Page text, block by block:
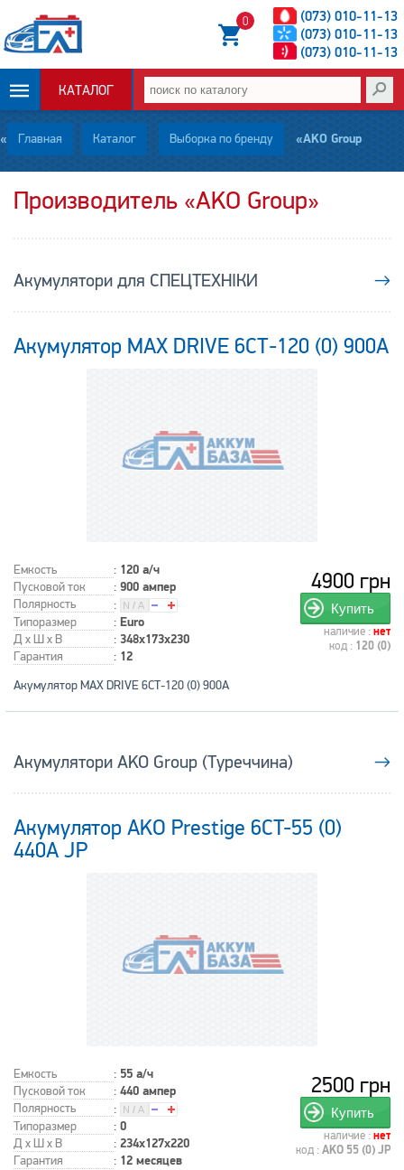
(073) 010-11-13
(073) 010-11-13
(073) 010-11-13
0
КАТАЛОГ
ОПЛАТА И
ДОСТАВКА
О НАС
КОНТАКТЫ
Главная Каталог Выборка по бренду «AKO Group»
Производитель «AKO Group»
→
Акумулятори для СПЕЦТЕХНІКИ
Акумулятор MAX DRIVE 6СТ-120 (0) 900А
Емкость : 120 а/ч
Пусковой ток : 900 ампер
Полярность
:
Типоразмер
: Euro
Д x Ш x В : 348x173x230
Гарантия : 12
4900 грн
Купить
наличие : нет
код : 120 (0)
Акумулятор MAX DRIVE 6СТ-120 (0) 900А
→
Акумулятори AKO Group (Туреччина)
Акумулятор AKO Prestige 6CT-55 (0)
440A JP
Емкость : 55 а/ч
Пусковой ток : 440 ампер
Полярность
:
Типоразмер
: 0
Д x Ш x В : 234x127x220
Гарантия : 12 месяцев
2500 грн
Купить
наличие : нет
код : AKO 55 (0) JP